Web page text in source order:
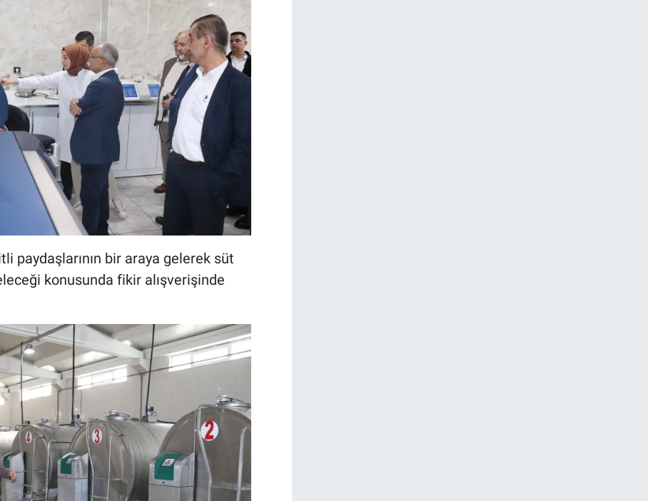
paydaşlarının bir araya gelerek süt
konusunda fikir alışverişinde